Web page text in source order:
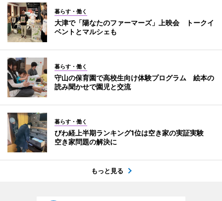
暮らす・働く
大津で「陽なたのファーマーズ」上映会 トークイ
ベントとマルシェも
暮らす・働く
守山の保育園で高校生向け体験プログラム 絵本の
読み聞かせで園児と交流
暮らす・働く
びわ経上半期ランキング1位は空き家の実証実験
空き家問題の解決に
もっと見る